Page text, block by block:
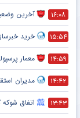
۱۶:۰۸ آخرین
۱۵:۵۴ خرید
۱۴:۵۹ معمار
۱۴:۴۲ مدیران
۱۳:۴۳ اتفاق شوکه